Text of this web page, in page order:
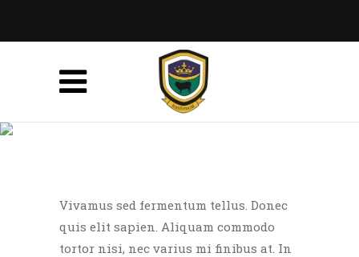
Vivamus sed fermentum tellus. Donec
quis elit sapien. Aliquam commodo
tortor nisi, nec varius mi finibus at. In